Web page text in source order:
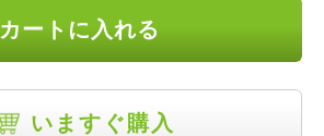
カートに入れる
いますぐ購入